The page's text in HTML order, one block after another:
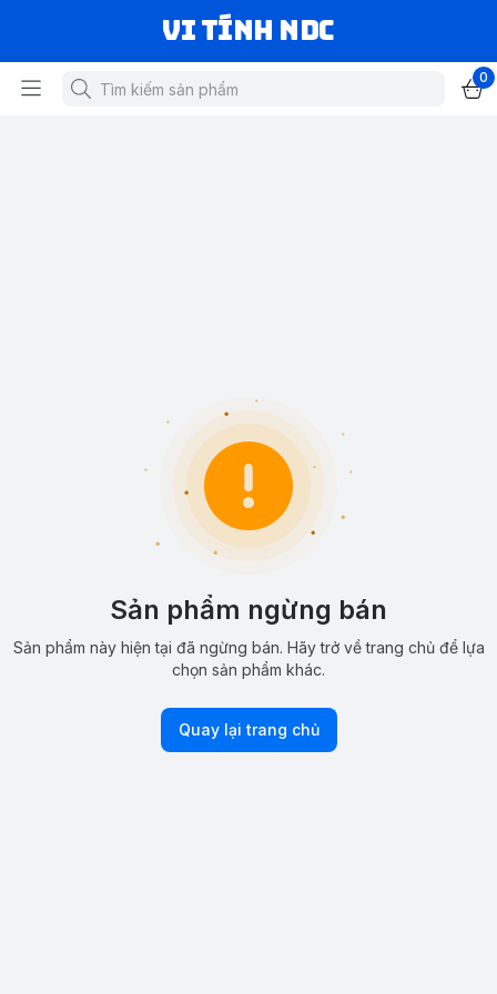
VI TÍNH NDC
0
Sản phẩm ngừng bán
Sản phẩm này hiện tại đã ngừng bán. Hãy trở về trang chủ để lựa
chọn sản phẩm khác.
Quay lại trang chủ